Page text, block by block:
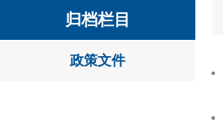
归档栏目
政策文件